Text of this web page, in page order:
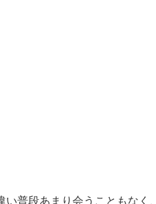
普段あまり会うこともなく、